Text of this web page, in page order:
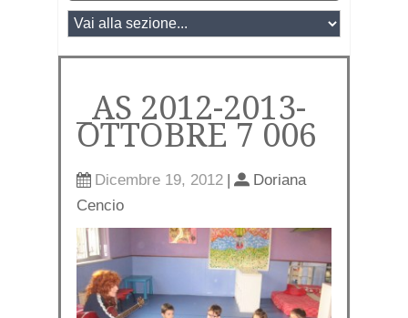
_AS 2012-2013-
OTTOBRE 7 006
Dicembre 19, 2012 |
Doriana
Cencio